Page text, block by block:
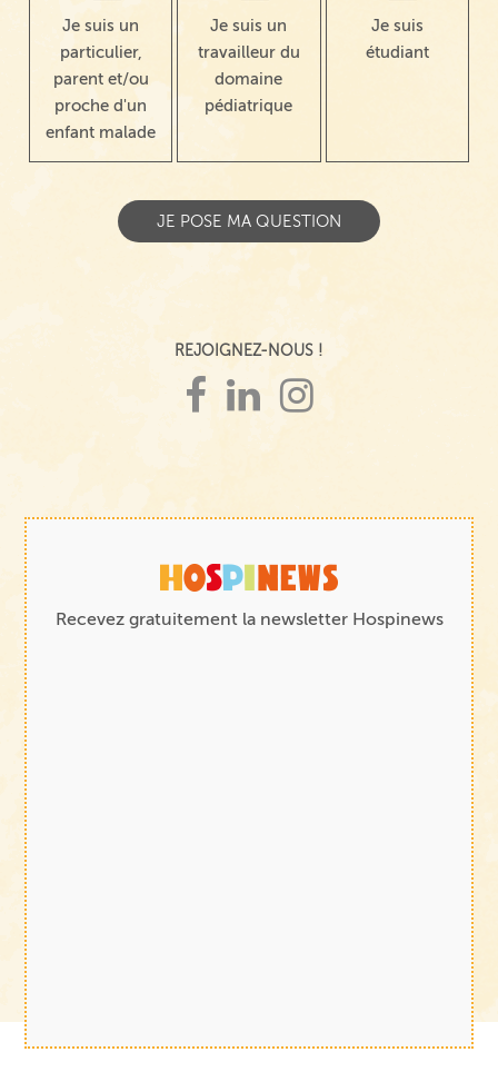
Je suis un
particulier,
parent et/ou
proche d'un
enfant malade
Je suis un
travailleur du
domaine
pédiatrique
Je suis
étudiant
REJOIGNEZ-NOUS !
Recevez gratuitement la newsletter Hospinews